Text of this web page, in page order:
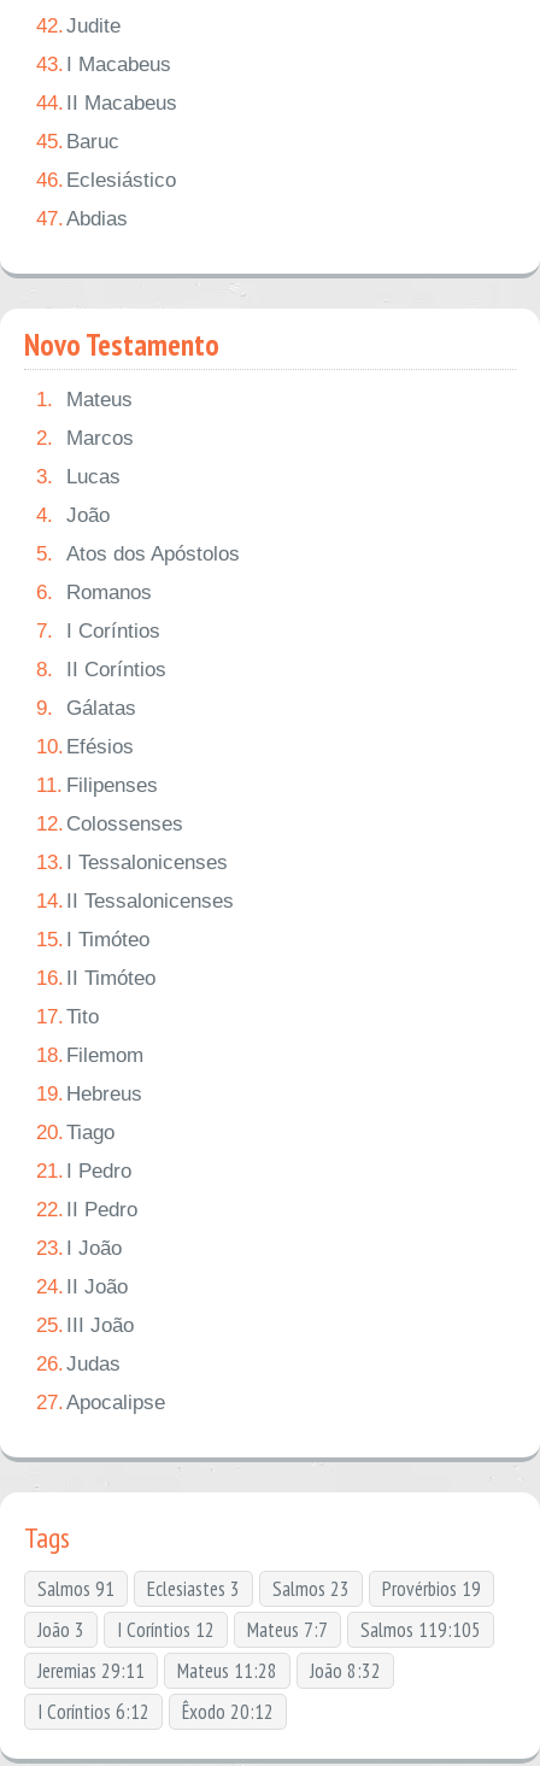
42.Judite
43. I Macabeus
44. II Macabeus
45. Baruc
46. Eclesiástico
47.Abdias
Novo Testamento
1.
Mateus
2.
Marcos
3.
Lucas
4.
João
5.
Atos dos Apóstolos
6.
Romanos
7.
I Coríntios
8.
II Coríntios
9.
Gálatas
10. Efésios
11. Filipenses
12. Colossenses
13. I Tessalonicenses
14. II Tessalonicenses
15. I Timóteo
16. II Timóteo
17.Tito
18. Filemom
19. Hebreus
20.Tiago
21. I Pedro
22. II Pedro
23. I João
24. II João
25. III João
26.Judas
27.Apocalipse
Tags
Salmos 91 Eclesiastes 3 Salmos 23
Provérbios 19
João 3
I Coríntios 12 Mateus 7:7
Salmos 119:105
Jeremias 29:11
Mateus 11:28
João 8:32
I Coríntios 6:12
Êxodo 20:12